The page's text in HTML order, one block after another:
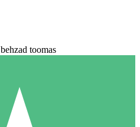
behzad toomas